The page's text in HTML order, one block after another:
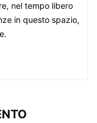
nel tempo libero
in questo spazio,